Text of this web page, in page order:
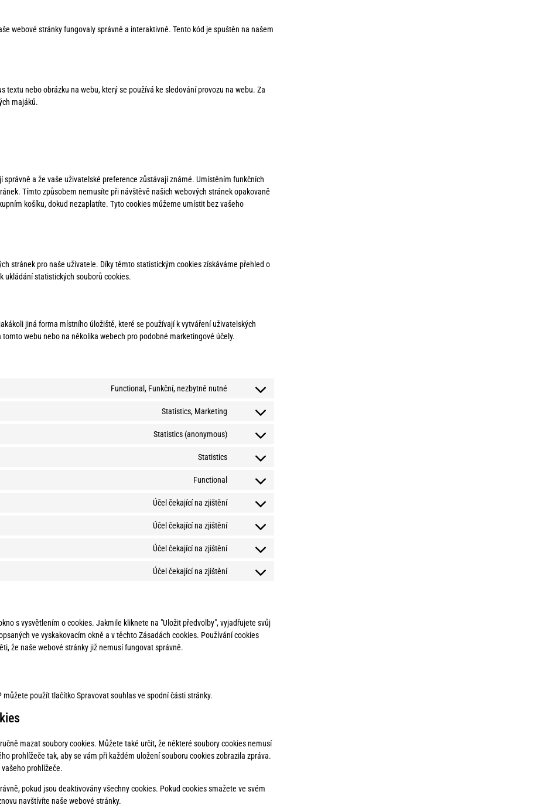
webové stránky fungovaly správně a interaktivně. Tento kód je spuštěn na našem
textu nebo obrázku na webu, který se používá ke sledování provozu na webu. Za
majáků.
a že vaše uživatelské preference zůstávají známé. Umístěním funkčních
Tímto způsobem nemusíte při návštěvě našich webových stránek opakovaně
košíku, dokud nezaplatíte. Tyto cookies můžeme umístit bez vašeho
stránek pro naše uživatele. Díky těmto statistickým cookies získáváme přehled o
ukládání statistických souborů cookies.
jiná forma místního úložiště, které se používají k vytváření uživatelských
webu nebo na několika webech pro podobné marketingové účely.
Functional, Funkční, nezbytně nutné
Statistics, Marketing
Statistics (anonymous)
Statistics
Functional
Účel čekající na zjištění
Účel čekající na zjištění
Účel čekající na zjištění
Účel čekající na zjištění
s vysvětlením o cookies. Jakmile kliknete na "Uložit předvolby", vyjadřujete svůj
ve vyskakovacím okně a v těchto Zásadách cookies. Používání cookies
že naše webové stránky již nemusí fungovat správně.
použít tlačítko Spravovat souhlas ve spodní části stránky.
mazat soubory cookies. Můžete také určit, že některé soubory cookies nemusí
prohlížeče tak, aby se vám při každém uložení souboru cookies zobrazila zpráva.
prohlížeče.
pokud jsou deaktivovány všechny cookies. Pokud cookies smažete ve svém
navštívíte naše webové stránky.